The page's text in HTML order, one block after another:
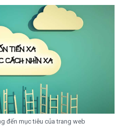
đến mục tiêu của trang web